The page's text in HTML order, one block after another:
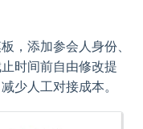
，添加参会人身份、
时间前自由修改提
少人工对接成本。